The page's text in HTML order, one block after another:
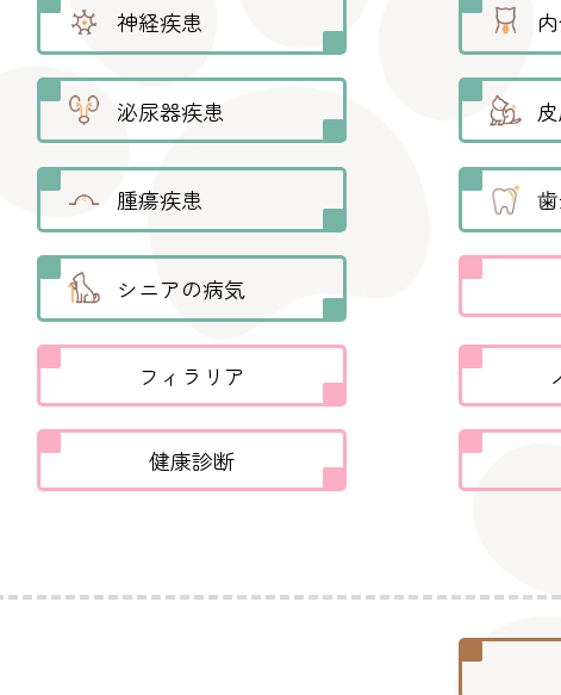
神経疾患
泌尿器疾患
腫瘍疾患
シニアの病気
フィラリア
健康診断